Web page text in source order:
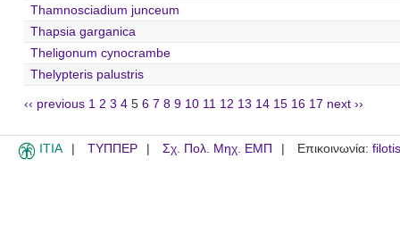
Thamnosciadium junceum
Thapsia garganica
Theligonum cynocrambe
Thelypteris palustris
‹‹ previous 1 2 3 4 5 6 7 8 9 10 11 12 13 14 15 16 17 next ››
ITIA ΤΥΠΠΕΡ Σχ. Πολ. Μηχ. ΕΜΠ Επικοινωνία: